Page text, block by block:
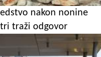
nakon nonine
traži odgovor